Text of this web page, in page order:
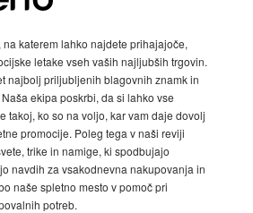
na katerem lahko najdete prihajajoče,
letake vseh vaših najljubših trgovin.
najbolj priljubljenih blagovnih znamk in
ekipa poskrbi, da si lahko vse
takoj, ko so na voljo, kar vam daje dovolj
promocije. Poleg tega v naši reviji
trike in namige, ki spodbujajo
navdih za vsakodnevna nakupovanja in
naše spletno mesto v pomoč pri
potreb.